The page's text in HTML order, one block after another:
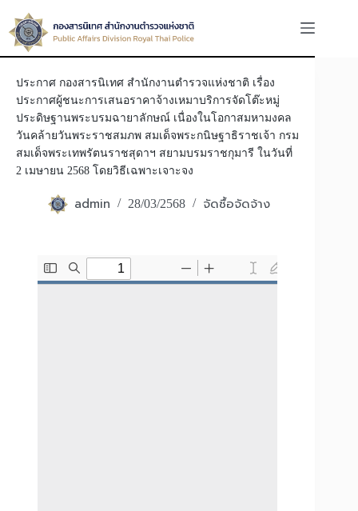
ประกาศ กองสารนิเทศ สำนักงานตำรวจแห่งชาติ เรื่อง
ประกาศผู้ชนะการเสนอราคาจ้างเหมาบริการจัดโต๊ะหมู่
ประดิษฐานพระบรมฉายาลักษณ์ เนื่องในโอกาสมหามงคล
วันคล้ายวันพระราชสมภพ สมเด็จพระกนิษฐาธิราชเจ้า กรม
สมเด็จพระเทพรัตนราชสุดาฯ สยามบรมราชกุมารี ในวันที่
2 เมษายน 2568 โดยวิธีเฉพาะเจาะจง
admin 28/03/2568 จัดซื้อจัดจ้าง